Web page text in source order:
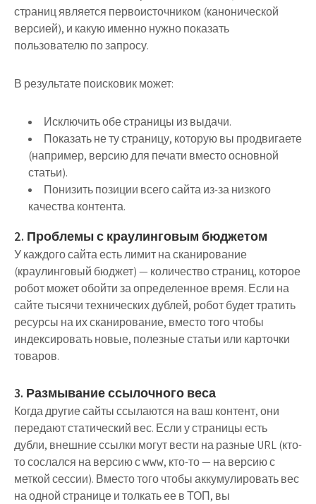
страниц является первоисточником (канонической
версией), и какую именно нужно показать
пользователю по запросу.
В результате поисковик может:
Исключить обе страницы из выдачи.
Показать не ту страницу, которую вы продвигаете
(например, версию для печати вместо основной
статьи).
Понизить позиции всего сайта из-за низкого
качества контента.
2. Проблемы с краулинговым бюджетом
У каждого сайта есть лимит на сканирование
(краулинговый бюджет) — количество страниц, которое
робот может обойти за определенное время. Если на
сайте тысячи технических дублей, робот будет тратить
ресурсы на их сканирование, вместо того чтобы
индексировать новые, полезные статьи или карточки
товаров.
3. Размывание ссылочного веса
Когда другие сайты ссылаются на ваш контент, они
передают статический вес. Если у страницы есть
дубли, внешние ссылки могут вести на разные URL (кто-
то сослался на версию сwww, кто-то — на версию с
меткой сессии). Вместо того чтобы аккумулировать вес
на одной странице и толкать ее в ТОП, вы